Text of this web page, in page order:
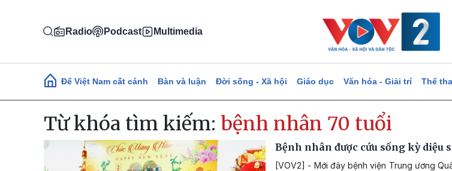
Radio Podcast Multimedia
Main navigation
Để Việt Nam cất cánh Bàn và luận Đời sống - Xã hội Giáo dục Văn hóa - Giải trí Thể
Từ khóa tìm kiếm: bệnh nhân 70 tuổi
Bệnh nhân được cứu sống kỳ diệu
[VOV2] - Mới đây bệnh viện Trung ương